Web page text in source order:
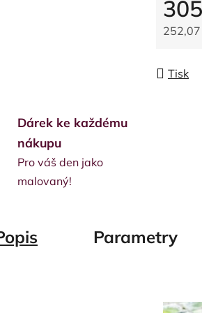
252,07
Tisk
Dárek ke každému
nákupu
Pro váš den jako
malovaný!
Parametry